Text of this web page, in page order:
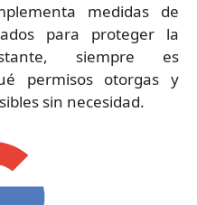
medidas de
para proteger la
siempre es
permisos otorgas y
sin necesidad.